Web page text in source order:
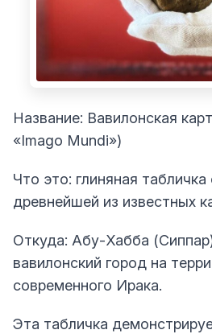
Название: Вавилонская
«Imago Mundi»)
Что это: глиняная
древнейшей из известных
Откуда: Абу-Хабба
вавилонский город на
современного Ирака.
Эта табличка